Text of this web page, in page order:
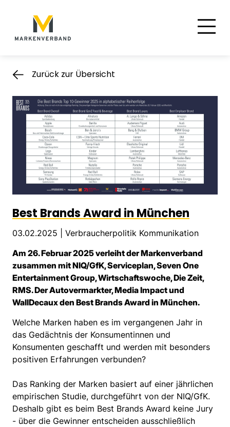
Hauptnavigation
Zurück zur Übersicht
Best Brands Award in München
03.02.2025 | Verbraucherpolitik Kommunikation
Am 26. Februar 2025 verleiht der Markenverband
zusammen mit NIQ/GfK, Serviceplan, Seven One
Entertainment Group, Wirtschaftswoche, Die Zeit,
RMS. Der Autovermarkter, Media Impact und
WallDecaux den Best Brands Award in München.
Welche Marken haben es im vergangenen Jahr in
das Gedächtnis der Konsumentinnen und
Konsumenten geschafft und werden mit besonders
positiven Erfahrungen verbunden?
Das Ranking der Marken basiert auf einer jährlichen
empirischen Studie, durchgeführt von der NIQ/GfK.
Deshalb gibt es beim Best Brands Award keine Jury
- über die Gewinner entscheiden ausschließlich